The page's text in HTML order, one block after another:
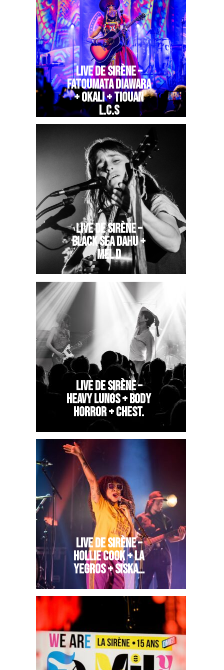
LIVE DE SIRÈNE –
FATOUMATA DIAWARA
+ OKALI + TIOUAN
L.C.S
LIVE DE SIRÈNE –
BLACK SEA DAHU +
MEL D
LIVE DE SIRÈNE –
HEAVY LUNGS + BODY
HORROR + CHEST.
LIVE DE SIRÈNE –
HOLLIE COOK + LA
YEGROS + SISKA…